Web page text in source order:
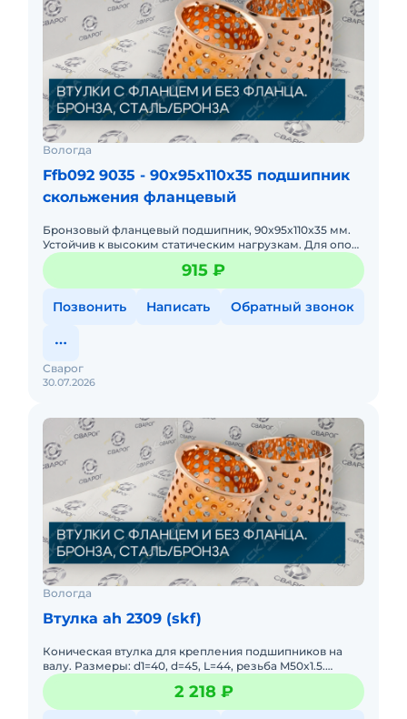
Вологда
Ffb092 9035 - 90x95x110x35 подшипник
скольжения фланцевый
Бронзовый фланцевый подшипник, 90x95x110x35 мм.
Устойчив к высоким статическим нагрузкам. Для опор
стабилизаторов и шарниров.
915 ₽
Позвонить Написать Обратный звонок
30.07.2026
Сварог
Вологда
Втулка ah 2309 (skf)
Коническая втулка для крепления подшипников на
валу. Размеры: d1=40, d=45, L=44, резьба M50x1.5.
Точная посадка, легкий монтаж/демонтаж, высокое
качество SKF.
2 218 ₽